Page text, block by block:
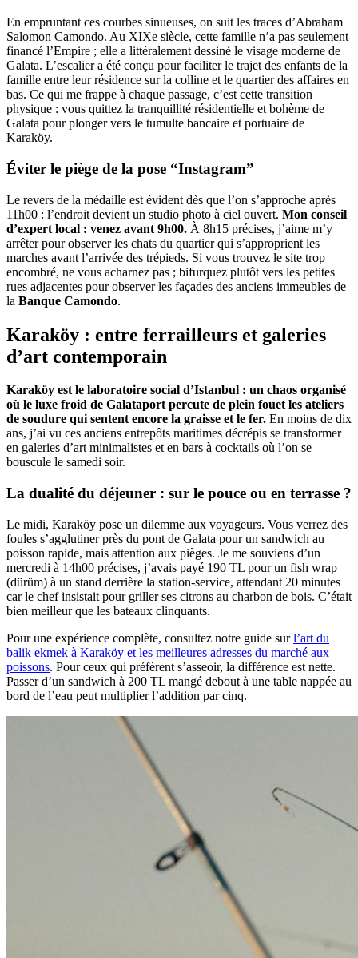
En empruntant ces courbes sinueuses, on suit les traces d’Abraham
Salomon Camondo. Au XIXe siècle, cette famille n’a pas seulement
financé l’Empire ; elle a littéralement dessiné le visage moderne de
Galata. L’escalier a été conçu pour faciliter le trajet des enfants de la
famille entre leur résidence sur la colline et le quartier des affaires en
bas. Ce qui me frappe à chaque passage, c’est cette transition
physique : vous quittez la tranquillité résidentielle et bohème de
Galata pour plonger vers le tumulte bancaire et portuaire de
Karaköy.
Éviter le piège de la pose “Instagram”
Le revers de la médaille est évident dès que l’on s’approche après
11h00 : l’endroit devient un studio photo à ciel ouvert. Mon conseil
d’expert local : venez avant 9h00. À 8h15 précises, j’aime m’y
arrêter pour observer les chats du quartier qui s’approprient les
marches avant l’arrivée des trépieds. Si vous trouvez le site trop
encombré, ne vous acharnez pas ; bifurquez plutôt vers les petites
rues adjacentes pour observer les façades des anciens immeubles de
la Banque Camondo.
Karaköy : entre ferrailleurs et galeries
d’art contemporain
Karaköy est le laboratoire social d’Istanbul : un chaos organisé
où le luxe froid de Galataport percute de plein fouet les ateliers
de soudure qui sentent encore la graisse et le fer. En moins de dix
ans, j’ai vu ces anciens entrepôts maritimes décrépis se transformer
en galeries d’art minimalistes et en bars à cocktails où l’on se
bouscule le samedi soir.
La dualité du déjeuner : sur le pouce ou en terrasse ?
Le midi, Karaköy pose un dilemme aux voyageurs. Vous verrez des
foules s’agglutiner près du pont de Galata pour un sandwich au
poisson rapide, mais attention aux pièges. Je me souviens d’un
mercredi à 14h00 précises, j’avais payé 190 TL pour un fish wrap
(dürüm) à un stand derrière la station-service, attendant 20 minutes
car le chef insistait pour griller ses citrons au charbon de bois. C’était
bien meilleur que les bateaux clinquants.
Pour une expérience complète, consultez notre guide surl’art du
balik ekmek à Karaköy et les meilleures adresses du marché aux
poissons. Pour ceux qui préfèrent s’asseoir, la différence est nette.
Passer d’un sandwich à 200 TL mangé debout à une table nappée au
bord de l’eau peut multiplier l’addition par cinq.